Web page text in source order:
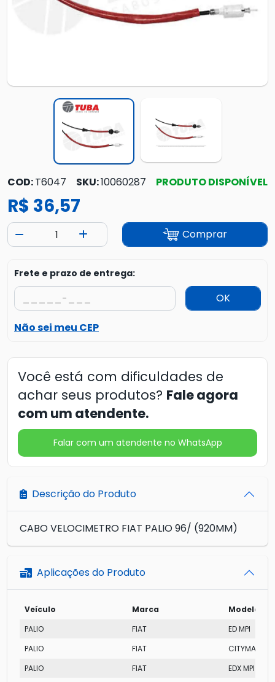
COD:T6047 SKU:10060287 PRODUTO DISPONÍVEL
R$ 36,57
Comprar
Frete e prazo de entrega:
OK
Não sei meu CEP
Você está com dificuldades de
achar seus produtos? Fale agora
com um atendente.
Falar com um atendente no WhatsApp
Descrição do Produto
CABO VELOCIMETRO FIAT PALIO 96/ (920MM)
Aplicações do Produto
Veículo Marca
Modelo
PALIO
FIAT
ED MPI
PALIO
FIAT
CITYMATIC
PALIO
FIAT EDX MPI